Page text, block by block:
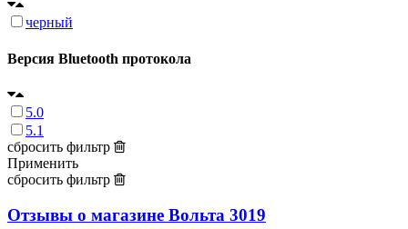
черный
Версия Bluetooth протокола
5.0
5.1
сбросить фильтр
Применить
сбросить фильтр
Отзывы о магазине Вольта 3019